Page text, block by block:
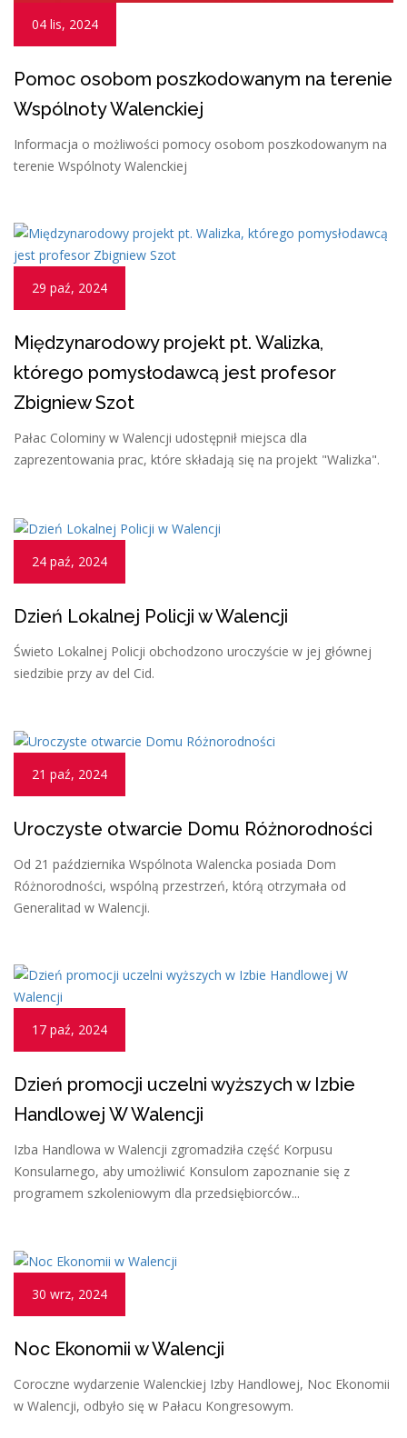
04 lis, 2024
Pomoc osobom poszkodowanym na terenie
Wspólnoty Walenckiej
Informacja o możliwości pomocy osobom poszkodowanym na
terenie Wspólnoty Walenckiej
29 paź, 2024
Międzynarodowy projekt pt. Walizka,
którego pomysłodawcą jest profesor
Zbigniew Szot
Pałac Colominy w Walencji udostępnił miejsca dla
zaprezentowania prac, które składają się na projekt "Walizka".
24 paź, 2024
Dzień Lokalnej Policji w Walencji
Świeto Lokalnej Policji obchodzono uroczyście w jej głównej
siedzibie przy av del Cid.
21 paź, 2024
Uroczyste otwarcie Domu Różnorodności
Od 21 października Wspólnota Walencka posiada Dom
Różnorodności, wspólną przestrzeń, którą otrzymała od
Generalitad w Walencji.
17 paź, 2024
Dzień promocji uczelni wyższych w Izbie
Handlowej W Walencji
Izba Handlowa w Walencji zgromadziła część Korpusu
Konsularnego, aby umożliwić Konsulom zapoznanie się z
programem szkoleniowym dla przedsiębiorców...
30 wrz, 2024
Noc Ekonomii w Walencji
Coroczne wydarzenie Walenckiej Izby Handlowej, Noc Ekonomii
w Walencji, odbyło się w Pałacu Kongresowym.